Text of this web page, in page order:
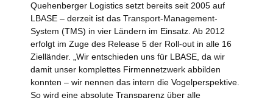
Quehenberger Logistics setzt bereits seit 2005 auf
LBASE – derzeit ist das Transport-Management-
System (TMS) in vier Ländern im Einsatz. Ab 2012
erfolgt im Zuge des Release 5 der Roll-out in alle 16
Zielländer. „Wir entschieden uns für LBASE, da wir
damit unser komplettes Firmennetzwerk abbilden
konnten – wir nennen das intern die Vogelperspektive.
So wird eine absolute Transparenz über alle